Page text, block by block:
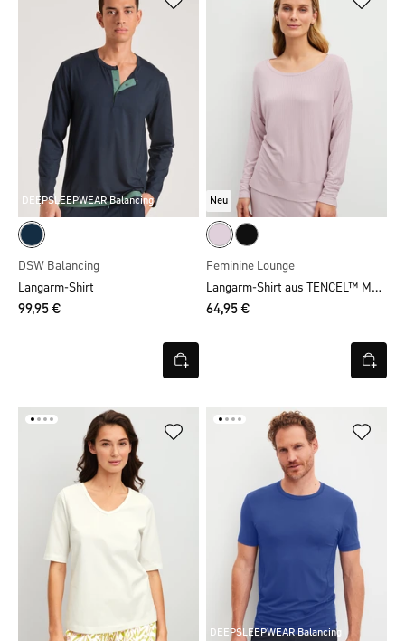
DEEPSLEEPWEAR Balancing
DSW Balancing
Langarm-Shirt
99,95 €
Neu
Feminine Lounge
Langarm-Shirt aus TENCEL™ Modal
64,95 €
DEEPSLEEPWEAR Balancing